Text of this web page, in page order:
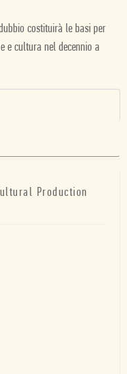
costituirà le basi per
e cultura nel decennio a
Production